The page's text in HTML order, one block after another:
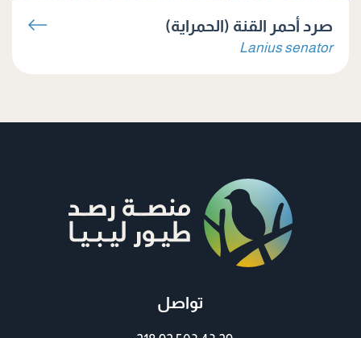
صرد أحمر القنة (الحمراية)
Lanius senator
تواصل